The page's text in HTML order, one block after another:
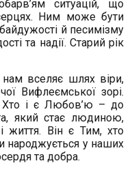
ситуацій, що
Ним може бути
й песимізму
та надії. Старий рік
вселяє шлях віри,
Вифлеємської зорі.
і є Любов’ю – до
який стає людиною,
життя. Він є Тим, хто
народжується у наших
та добра.